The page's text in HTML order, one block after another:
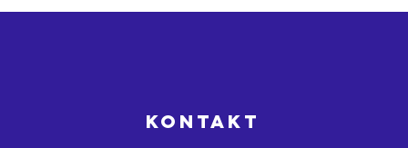
KONTAKT